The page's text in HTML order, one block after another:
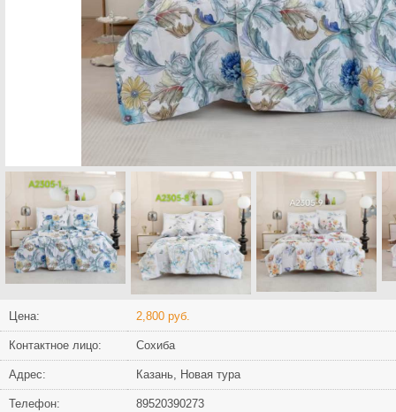
Цена: 2,800 руб.
Контактное лицо: Сохиба
Адрес: Казань, Новая тура
Телефон: 89520390273